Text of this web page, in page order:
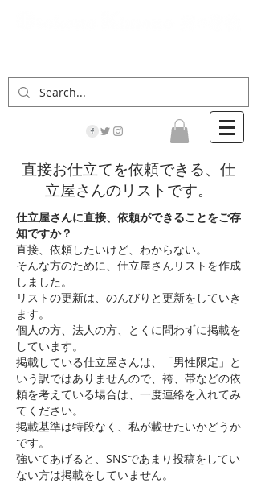
直接お仕立てを依頼できる、仕
立屋さんのリストです。
仕立屋さんに直接、依頼ができることをご存
知ですか？
直接、依頼したいけど、わからない。
そんな方のために、仕立屋さんリストを作成
しました。
リストの更新は、のんびりと更新をしていき
ます。
個人の方、法人の方、とくに問わずに掲載を
しています。
掲載している仕立屋さんは、「男性限定」と
いう訳ではありませんので、袴、帯などの依
頼を考えている場合は、一度連絡を入れてみ
てください。
掲載基準は特段なく、私が載せたいかどうか
です。
強いてあげると、SNSであまり投稿をしてい
ない方は掲載をしていません。